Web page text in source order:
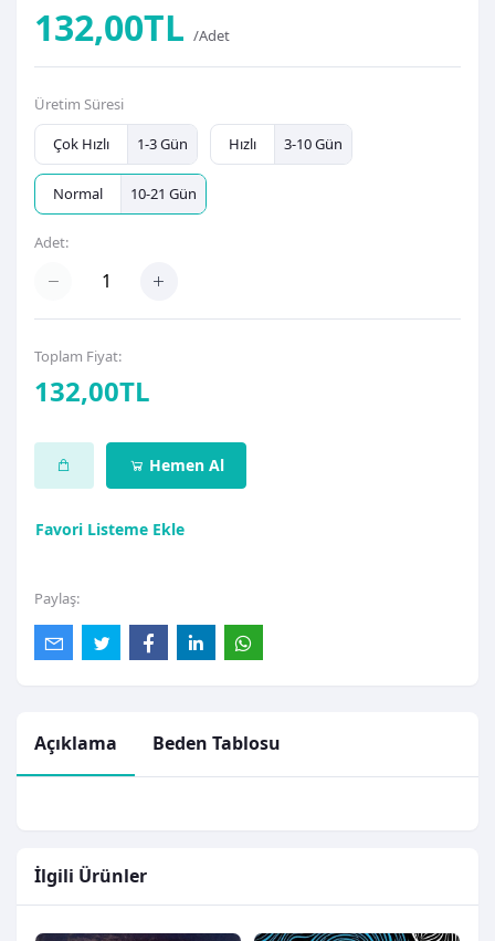
132,00TL /Adet
Üretim Süresi
Çok Hızlı
1-3 Gün Hızlı 3-10 Gün
Normal 10-21 Gün
Adet:
Toplam Fiyat:
132,00TL
Hemen Al
Favori Listeme Ekle
Paylaş:
Açıklama Beden Tablosu
İlgili Ürünler